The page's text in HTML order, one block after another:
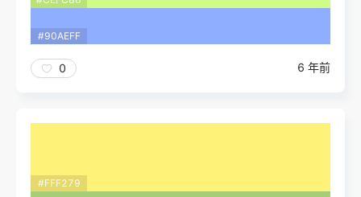
#90AEFF
0 6 年前
#FFF279